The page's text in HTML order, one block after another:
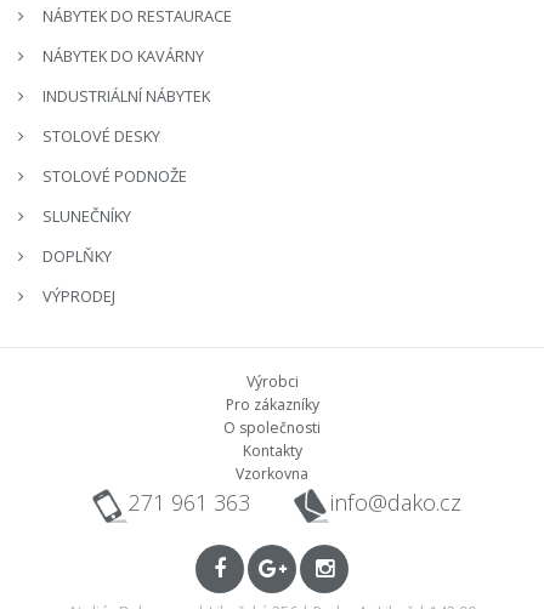
NÁBYTEK DO RESTAURACE
NÁBYTEK DO KAVÁRNY
INDUSTRIÁLNÍ NÁBYTEK
STOLOVÉ DESKY
STOLOVÉ PODNOŽE
SLUNEČNÍKY
DOPLŇKY
VÝPRODEJ
Výrobci
Pro zákazníky
O společnosti
Kontakty
Vzorkovna
271 961 363 info@dako.cz